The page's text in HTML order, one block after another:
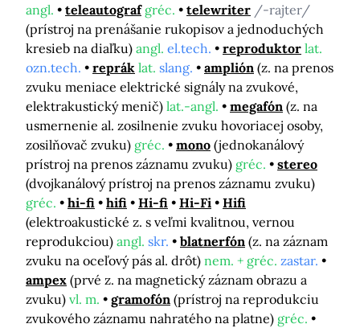
angl.
teleautograf gréc. telewriter /-rajter/
(prístroj na prenášanie rukopisov a jednoduchých
kresieb na diaľku) angl. el.tech. reproduktor lat.
ozn.tech.
reprák lat. slang. amplión (z. na prenos
zvuku meniace elektrické signály na zvukové,
elektrakustický menič) lat.-angl. megafón (z. na
usmernenie al. zosilnenie zvuku hovoriacej osoby,
zosilňovač zvuku) gréc. mono (jednokanálový
prístroj na prenos záznamu zvuku) gréc.
stereo
(dvojkanálový prístroj na prenos záznamu zvuku)
gréc.
hi-fi hifi Hi-fi Hi-Fi
Hifi
(elektroakustické z. s veľmi kvalitnou, vernou
reprodukciou) angl. skr. blatnerfón (z. na záznam
zvuku na oceľový pás al. drôt) nem. + gréc. zastar.
ampex (prvé z. na magnetický záznam obrazu a
zvuku) vl. m. gramofón (prístroj na reprodukciu
zvukového záznamu nahratého na platne) gréc.